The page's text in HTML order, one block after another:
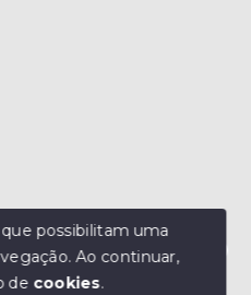
para te ajudar.
TAUBATÉ -
que possibilitam uma
Ao continuar,
de cookies.